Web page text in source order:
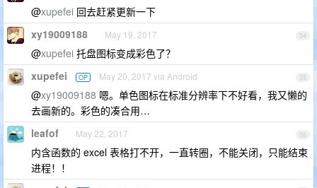
@xupefei 回去赶紧更新一下
54
xy19009188 May 19, 2017
@xupefei 托盘图标变成彩色了？
55
xupefei OP May 20, 2017 via Android
@xy19009188 嗯。单色图标在标准分辨率下不好看，我又懒的
去画新的。彩色的凑合用…
56
leafof May 22, 2017
内含函数的 excel 表格打不开，一直转圈，不能关闭，只能结束
进程！！